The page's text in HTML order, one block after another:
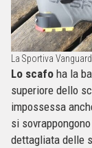
La Sportiva
Lo scafo ha la
superiore dello
impossessa
si
dettagliata delle